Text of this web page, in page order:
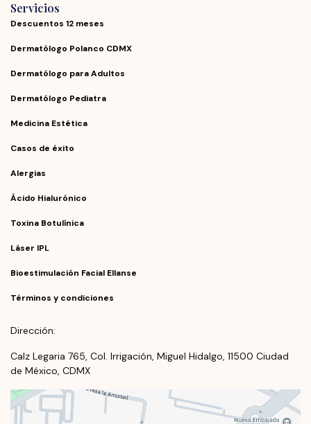
Servicios
Descuentos 12 meses
Dermatólogo Polanco CDMX
Dermatólogo para Adultos
Dermatólogo Pediatra
Medicina Estética
Casos de éxito
Alergias
Ácido Hialurónico
Toxina Botulínica
Láser IPL
Bioestimulación Facial Ellanse
Términos y condiciones
Dirección:
Calz Legaria 765, Col. Irrigación, Miguel Hidalgo, 11500 Ciudad
de México, CDMX